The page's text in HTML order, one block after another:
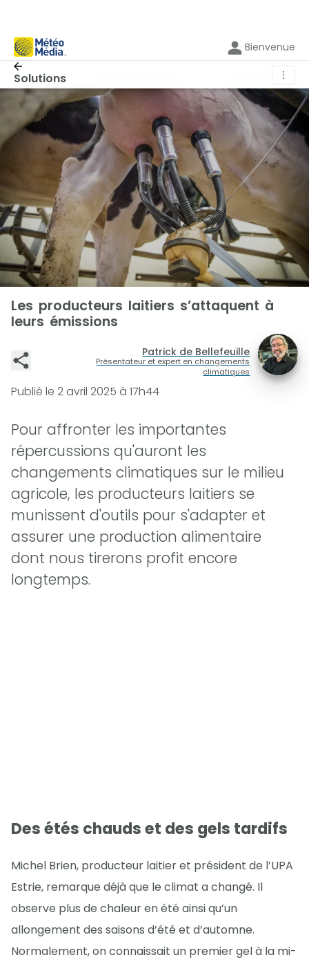
Bienvenue
Solutions ⋮
Les producteurs laitiers s’attaquent à
leurs émissions
Patrick de Bellefeuille
Présentateur et expert en changements
climatiques
Publié le 2 avril 2025 à 17h44
Pour affronter les importantes
répercussions qu'auront les
changements climatiques sur le milieu
agricole, les producteurs laitiers se
munissent d'outils pour s'adapter et
assurer une production alimentaire
dont nous tirerons profit encore
longtemps.
Des étés chauds et des gels tardifs
Michel Brien, producteur laitier et président de l’UPA
Estrie, remarque déjà que le climat a changé. Il
observe plus de chaleur en été ainsi qu’un
allongement des saisons d’été et d’automne.
Normalement, on connaissait un premier gel à la mi-